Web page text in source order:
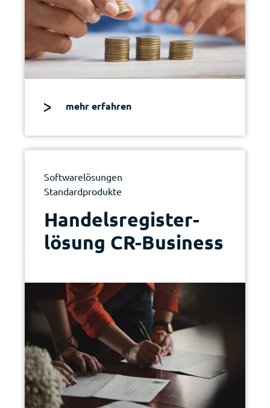
mehr erfahren
Softwarelösungen
|
Standardprodukte
Handelsregister­
lösung CR-Business